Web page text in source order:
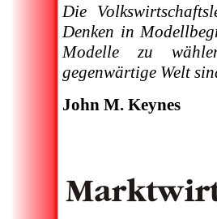
Die
Denken in
Modelle zu
gegenwärtige Welt
John M. Keynes